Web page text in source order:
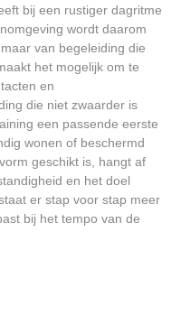
bij een rustiger dagritme
wordt daarom
van begeleiding die
het mogelijk om te
en
die niet zwaarder is
een passende eerste
wonen of beschermd
geschikt is, hangt af
en het doel
er stap voor stap meer
bij het tempo van de